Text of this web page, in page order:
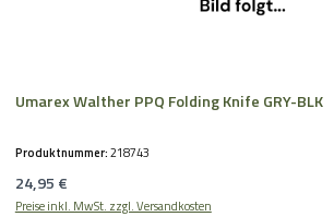
Umarex Walther PPQ Folding Knife GRY-BLK
Produktnummer:218743
Regulärer Preis:
24,95 €
Preise inkl. MwSt. zzgl. Versandkosten